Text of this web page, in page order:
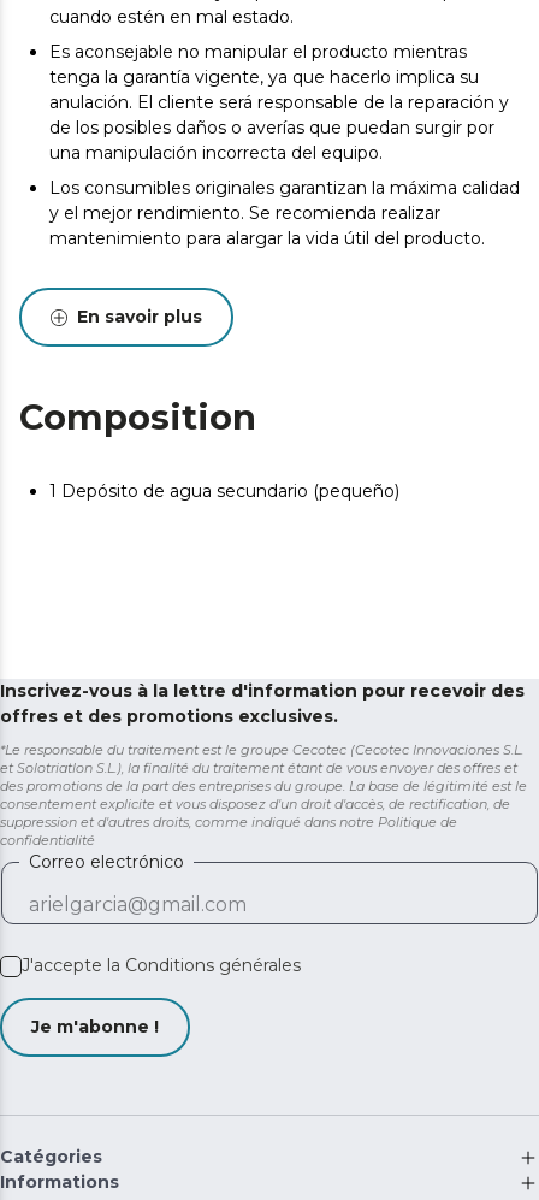
cuando estén en mal estado.
Es aconsejable no manipular el producto mientras
tenga la garantía vigente, ya que hacerlo implica su
anulación. El cliente será responsable de la reparación y
de los posibles daños o averías que puedan surgir por
una manipulación incorrecta del equipo.
Los consumibles originales garantizan la máxima calidad
y el mejor rendimiento. Se recomienda realizar
mantenimiento para alargar la vida útil del producto.
En savoir plus
Composition
1 Depósito de agua secundario (pequeño)
Inscrivez-vous à la lettre d'information pour recevoir des
offres et des promotions exclusives.
*Le responsable du traitement est le groupe Cecotec (Cecotec Innovaciones S.L.
et Solotriatlon S.L.), la finalité du traitement étant de vous envoyer des offres et
des promotions de la part des entreprises du groupe. La base de légitimité est le
consentement explicite et vous disposez d'un droit d'accès, de rectification, de
suppression et d'autres droits, comme indiqué dans notre Politique de
confidentialité
Correo electrónico
J'accepte la Conditions générales
Je m'abonne !
Catégories
Informations